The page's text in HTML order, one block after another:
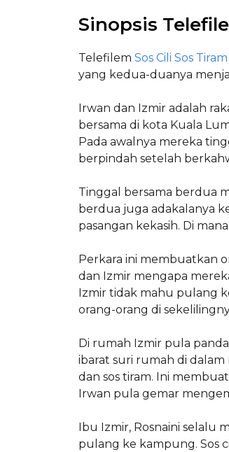
Sinopsis
Telefilem Sos Cili Sos Tiram
yang kedua-duanya
Irwan dan Izmir adalah
bersama di kota Kuala
Pada awalnya mereka
berpindah setelah
Tinggal bersama berdua
berdua juga adakalanya
pasangan kekasih. Di
Perkara ini membuatkan
dan Izmir mengapa
Izmir tidak mahu pulang
orang-orang di
Di rumah Izmir pula
ibarat suri rumah di dalam
dan sos tiram. Ini
Irwan pula gemar
Ibu Izmir, Rosnaini selalu
pulang ke kampung. Sos